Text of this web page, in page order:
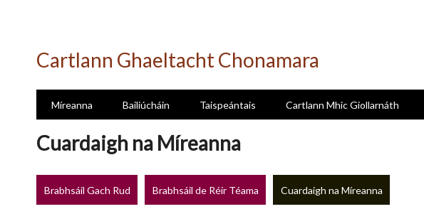
Cartlann Ghaeltacht Chonamara
Míreanna Bailiúcháin Taispeántais Cartlann Mhic Giollarnáth
Cuardaigh na Míreanna
Brabhsáil Gach Rud Brabhsáil de Réir Téama Cuardaigh na Míreanna